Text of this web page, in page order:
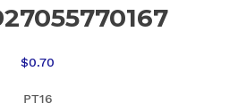
$0.70
PT16